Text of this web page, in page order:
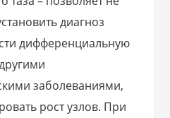
диагноз
дифференциальную
заболеваниями,
рост узлов. При